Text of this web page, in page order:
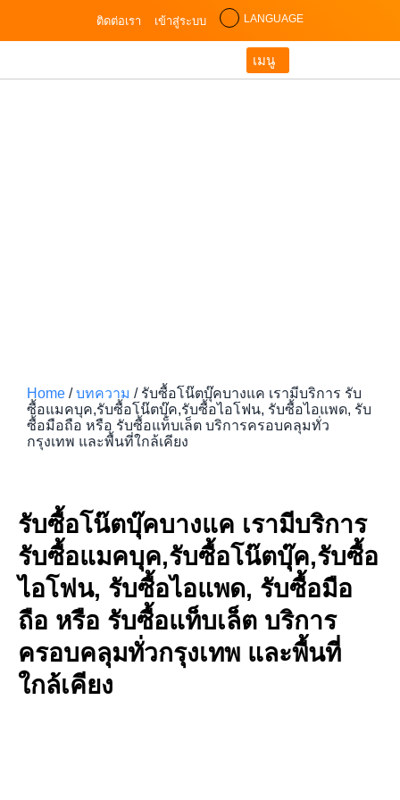
ติดต่อเรา เข้าสู่ระบบ LANGUAGE
เมนู
Home /บทความ / รับซื้อโน๊ตบุ๊คบางแค เรามีบริการ รับ
ซื้อแมคบุค,รับซื้อโน๊ตบุ๊ค,รับซื้อไอโฟน, รับซื้อไอแพด, รับ
ซื้อมือถือ หรือ รับซื้อแท็บเล็ต บริการครอบคลุมทั่ว
กรุงเทพ และพื้นที่ใกล้เคียง
รับซื้อโน๊ตบุ๊คบางแค เรามีบริการ
รับซื้อแมคบุค,รับซื้อโน๊ตบุ๊ค,รับซื้อ
ไอโฟน, รับซื้อไอแพด, รับซื้อมือ
ถือ หรือ รับซื้อแท็บเล็ต บริการ
ครอบคลุมทั่วกรุงเทพ และพื้นที่
ใกล้เคียง